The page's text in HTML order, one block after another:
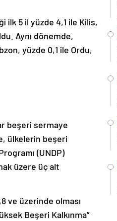
ilk 5 il yüzde 4,1 ile Kilis,
Aynı dönemde,
yüzde 0,1 ile Ordu,
beşeri sermaye
ülkelerin beşeri
(UNDP)
üzere üç alt
ve üzerinde olması
Beşeri Kalkınma”